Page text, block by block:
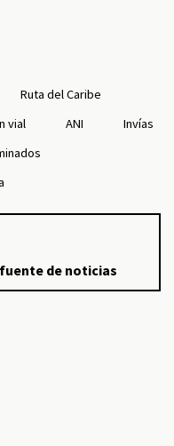
Ruta del Caribe
vial ANI
Invías
de noticias